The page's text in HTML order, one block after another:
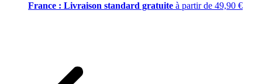
France : Livraison standard gratuite à partir de 49,90 €